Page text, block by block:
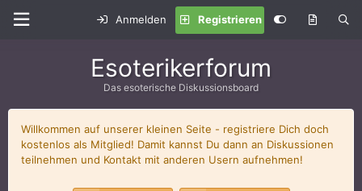
Anmelden Registrieren
Esoterikerforum
Das esoterische Diskussionsboard
Willkommen auf unserer kleinen Seite - registriere Dich doch
kostenlos als Mitglied! Damit kannst Du dann an Diskussionen
teilnehmen und Kontakt mit anderen Usern aufnehmen!